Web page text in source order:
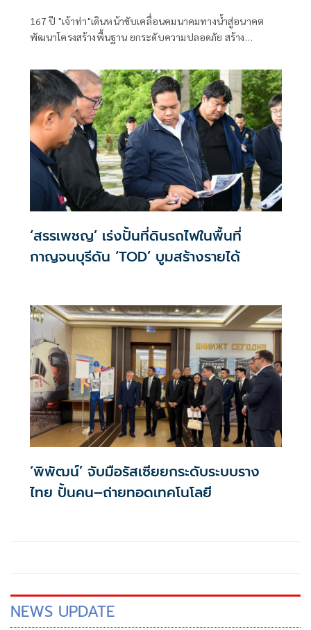
167 ปี "เจ้าท่า"เดินหน้าขับเคลื่อนคมนาคมทางน้ำสู่อนาคต
พัฒนาโครงสร้างพื้นฐาน ยกระดับความปลอดภัย สร้าง
‘สรรเพชญ’ เร่งปั้นที่ดินรถไฟในพื้นที่
กาญจนบุรีดัน ‘TOD’ บูมสร้างรายได้
‘พิพัฒน์’ จับมือรัสเซียยกระดับระบบราง
ไทย ปั้นคน–ถ่ายทอดเทคโนโลยี
NEWS UPDATE